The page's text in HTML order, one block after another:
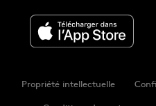
Propriété intellectuelle